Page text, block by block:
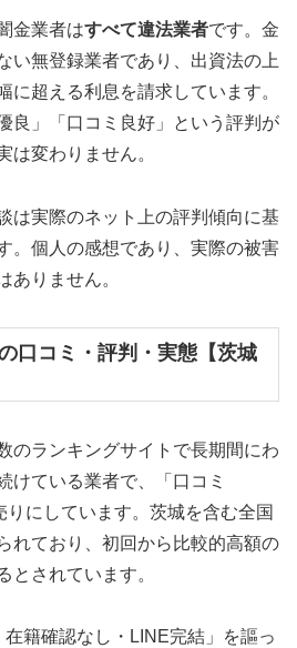
金業者はすべて違法業者です。金
い無登録業者であり、出資法の上
に超える利息を請求しています。
良」「口コミ良好」という評判が
は変わりません。
は実際のネット上の評判傾向に基
。個人の感想であり、実際の被害
ありません。
口コミ・評判・実態【茨城
のランキングサイトで長期間にわ
けている業者で、「口コミ
りにしています。茨城を含む全国
れており、初回から比較的高額の
とされています。
籍確認なし・LINE完結」を謳っ